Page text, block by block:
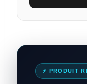
⚡ PRODUIT